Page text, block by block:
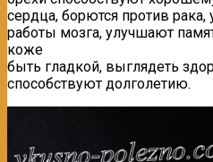
сердца, борются против
работы мозга, улучшают
коже
быть гладкой, выглядеть
способствуют долголетию.